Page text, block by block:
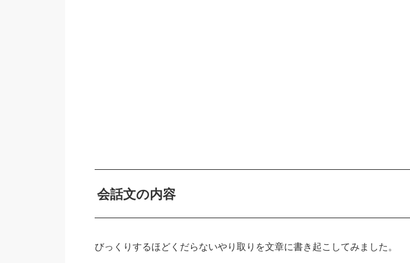
会話文の内容
びっくりするほどくだらないやり取りを文章に書き起こしてみました。